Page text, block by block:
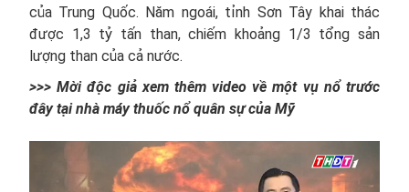
của Trung Quốc. Năm ngoái, tỉnh Sơn Tây khai thác
được 1,3 tỷ tấn than, chiếm khoảng 1/3 tổng sản
lượng than của cả nước.
>>> Mời độc giả xem thêm video về một vụ nổ trước
đây tại nhà máy thuốc nổ quân sự của Mỹ